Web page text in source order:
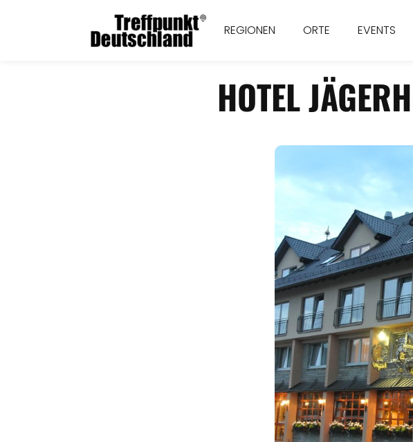
REGIONEN ORTE EVENTS
HOTEL